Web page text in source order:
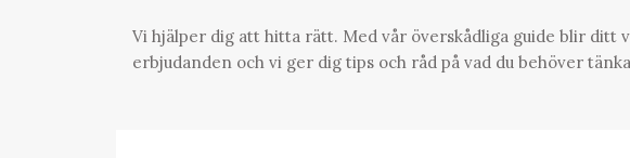
Vi hjälper dig att hitta rätt. Med vår överskådliga guide blir ditt
erbjudanden och vi ger dig tips och råd på vad du behöver